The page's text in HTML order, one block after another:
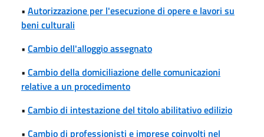
• Autorizzazione per l'esecuzione di opere e lavori su
beni culturali
• Cambio dell'alloggio assegnato
• Cambio della domiciliazione delle comunicazioni
relative a un procedimento
• Cambio di intestazione del titolo abilitativo edilizio
• Cambio di professionisti e imprese coinvolti nel